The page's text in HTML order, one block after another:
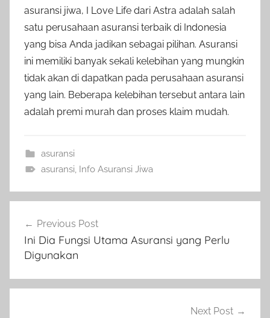
asuransi jiwa, I Love Life dari Astra adalah salah
satu perusahaan asuransi terbaik di Indonesia
yang bisa Anda jadikan sebagai pilihan. Asuransi
ini memiliki banyak sekali kelebihan yang mungkin
tidak akan di dapatkan pada perusahaan asuransi
yang lain. Beberapa kelebihan tersebut antara lain
adalah premi murah dan proses klaim mudah.
asuransi
asuransi Info Asuransi Jiwa
Previous Post
Ini Dia Fungsi Utama Asuransi yang Perlu
Digunakan
Next Post